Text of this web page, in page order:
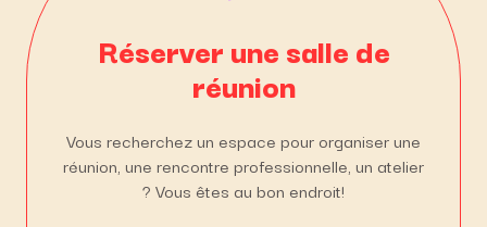
Réserver une salle de
réunion
Vous recherchez un espace pour organiser une
réunion, une rencontre professionnelle, un atelier
? Vous êtes au bon endroit!